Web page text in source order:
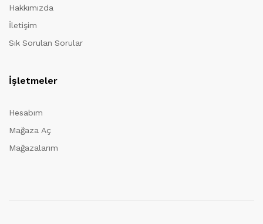
Hakkımızda
İletişim
Sık Sorulan Sorular
İşletmeler
Hesabım
Mağaza Aç
Mağazalarım